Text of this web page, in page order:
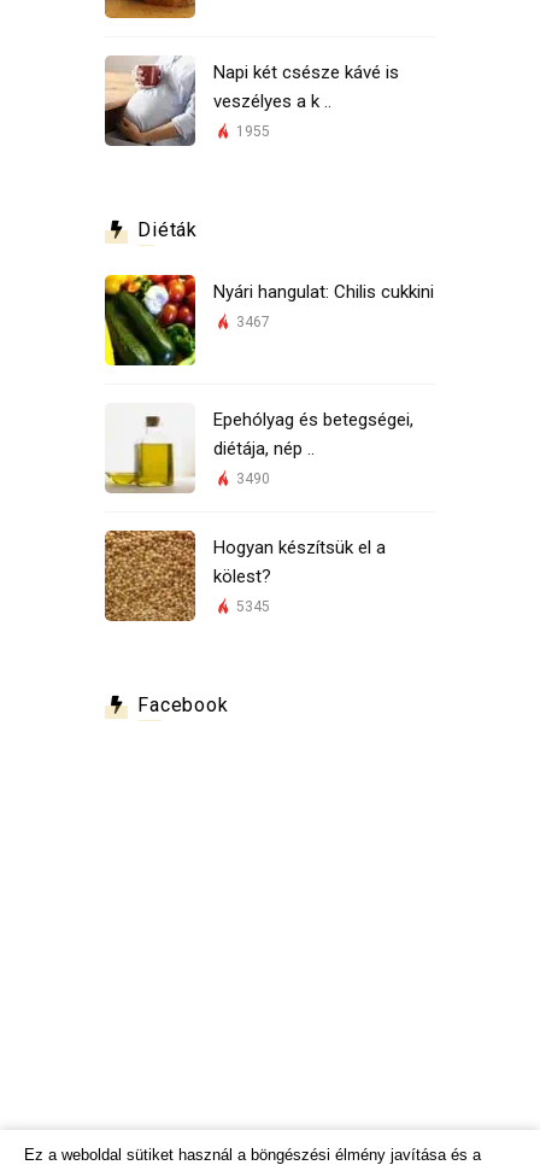
Napi két csésze kávé is
veszélyes a k ..
1955
Diéták
Nyári hangulat: Chilis cukkini
3467
Epehólyag és betegségei,
diétája, nép ..
3490
Hogyan készítsük el a
kölest?
5345
Facebook
Ez a weboldal sütiket használ a böngészési élmény javítása és a